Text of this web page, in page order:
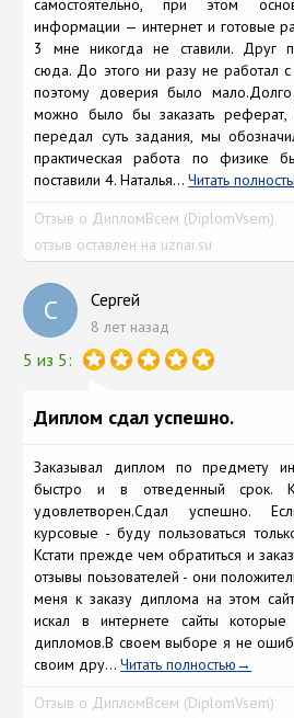
самостоятельно, при этом
информации — интернет и готовые
3 мне никогда не ставили. Друг
сюда. До этого ни разу не работал
поэтому доверия было
можно было бы заказать реферат,
передал суть задания, мы
практическая работа по физике
поставили 4. Наталья...Читать
Отзыв о ДипломВсем (DiplomVsem)
отзыв оставлен на uznai.su
С Сергей
8 лет назад
5 из 5:
Диплом сдал успешно.
Заказывал диплом по предмету
быстро и в отведенный срок.
удовлетворен.Сдал успешно.
курсовые - буду пользоваться
Кстати прежде чем обратиться и
отзывы поьзователей - они
меня к заказу диплома на этом
искал в интернете сайты которые
дипломов.В своем выборе я не
своим дру...Читать полностью
Отзыв о ДипломВсем (DiplomVsem)